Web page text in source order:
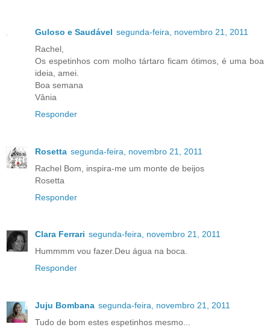
Guloso e Saudável segunda-feira, novembro 21, 2011
Rachel,
Os espetinhos com molho tártaro ficam ótimos, é uma boa
ideia, amei.
Boa semana
Vânia
Responder
Rosetta segunda-feira, novembro 21, 2011
Rachel Bom, inspira-me um monte de beijos
Rosetta
Responder
Clara Ferrari segunda-feira, novembro 21, 2011
Hummmm vou fazer.Deu água na boca.
Responder
Juju Bombana segunda-feira, novembro 21, 2011
Tudo de bom estes espetinhos mesmo...